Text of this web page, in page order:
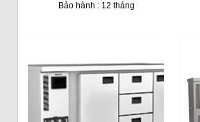
Bảo hành : 12 tháng